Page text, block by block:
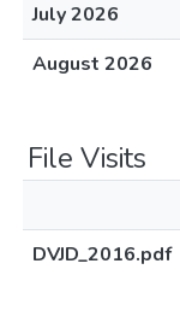
July 2026
August 2026
File Visits
DVJD_2016.pdf